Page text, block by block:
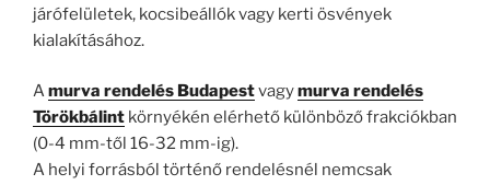
járófelületek, kocsibeállók vagy kerti ösvények
kialakításához.
Amurva rendelés Budapestvagymurva rendelés
Törökbálint környékén elérhető különböző frakciókban
(0-4 mm-től 16-32 mm-ig).
A helyi forrásból történő rendelésnél nemcsak